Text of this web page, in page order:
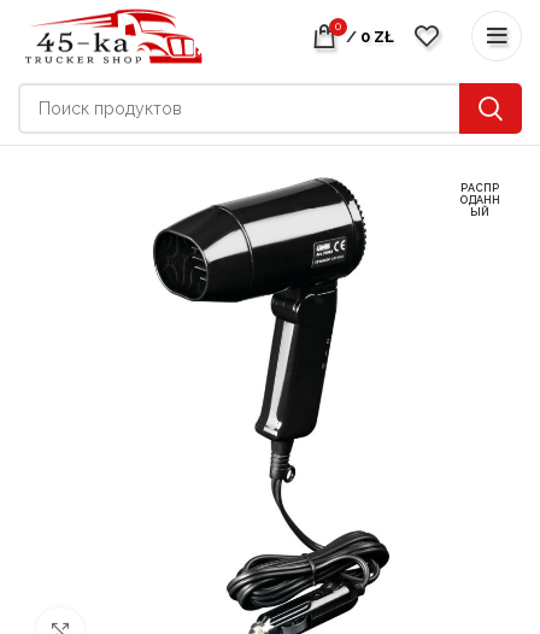
0
/ 0 ZŁ
РАСПР
ОДАНН
ЫЙ